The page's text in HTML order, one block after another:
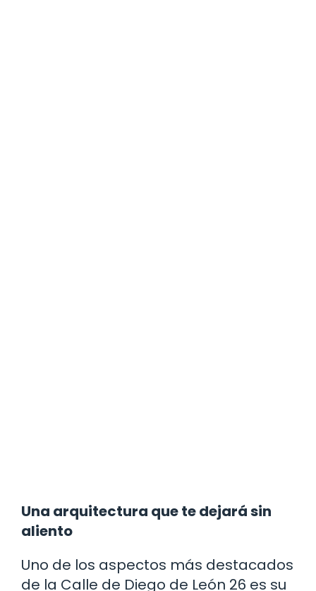
Una arquitectura que te dejará sin
aliento
Uno de los aspectos más destacados
de la Calle de Diego de León 26 es su